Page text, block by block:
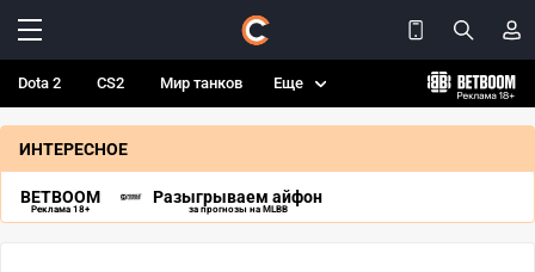
Dota 2 CS2 Мир танков Еще
ИНТЕРЕСНОЕ
BETBOOM
Реклама 18+
Разыгрываем айфон
за прогнозы на MLBB